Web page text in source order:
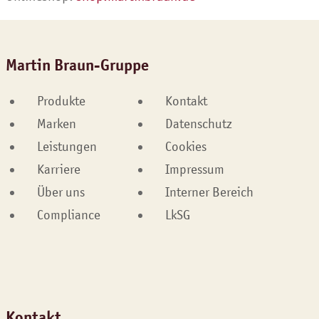
Martin Braun-Gruppe
Produkte
Kontakt
Marken
Datenschutz
Leistungen
Cookies
Karriere
Impressum
Über uns
Interner Bereich
Compliance
LkSG